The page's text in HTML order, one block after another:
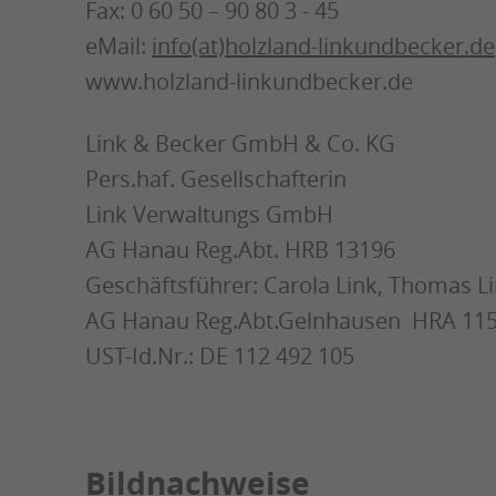
Fax: 0 60 50 – 90 80 3 - 45
eMail: info(at)holzland-linkundbecker.de
www.holzland-linkundbecker.de
Link & Becker GmbH & Co. KG
Pers.haf. Gesellschafterin
Link Verwaltungs GmbH
AG Hanau Reg.Abt. HRB 13196
Geschäftsführer: Carola Link, Thomas
AG Hanau Reg.Abt.Gelnhausen HRA
UST-Id.Nr.: DE 112 492 105
Bildnachweise